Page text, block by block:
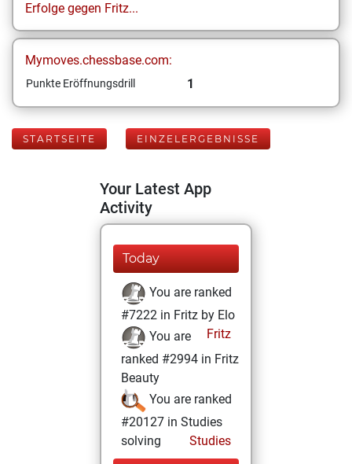
Erfolge gegen Fritz...
Mymoves.chessbase.com:
Punkte Eröffnungsdrill 1
STARTSEITE EINZELERGEBNISSE
Your Latest App
Activity
Today
You are ranked
#7222 in Fritz by Elo
Fritz
You are
ranked #2994 in Fritz
Beauty
You are ranked
#20127 in Studies
solving
Studies